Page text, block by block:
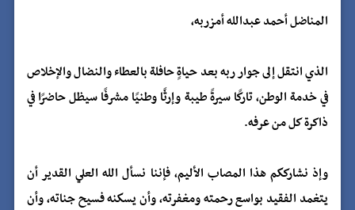
المناضل أحمد عبدالله أمزربه،
الذي انتقل إلى جوار ربه بعد حياةٍ حافلة بالعطاء والنضال والإخلاص
في خدمة الوطن، تاركًا سيرةً طيبة وإرثًا وطنيًا مشرفًا سيظل حاضرًا في
ذاكرة كل من عرفه.
وإذ نشارككم هذا المصاب الأليم، فإننا نسأل الله العلي القدير أن
يتغمد الفقيد بواسع رحمته ومغفرته، وأن يسكنه فسيح جناته، وأن